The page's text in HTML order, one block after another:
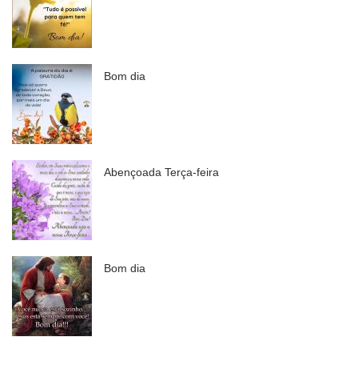
Bom dia
Abençoada Terça-feira
Bom dia